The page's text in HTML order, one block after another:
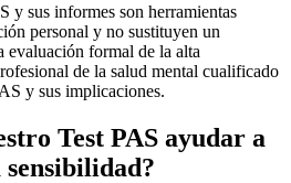
y sus informes son herramientas
personal y no sustituyen un
evaluación formal de la alta
de la salud mental cualificado
y sus implicaciones.
Test PAS ayudar a